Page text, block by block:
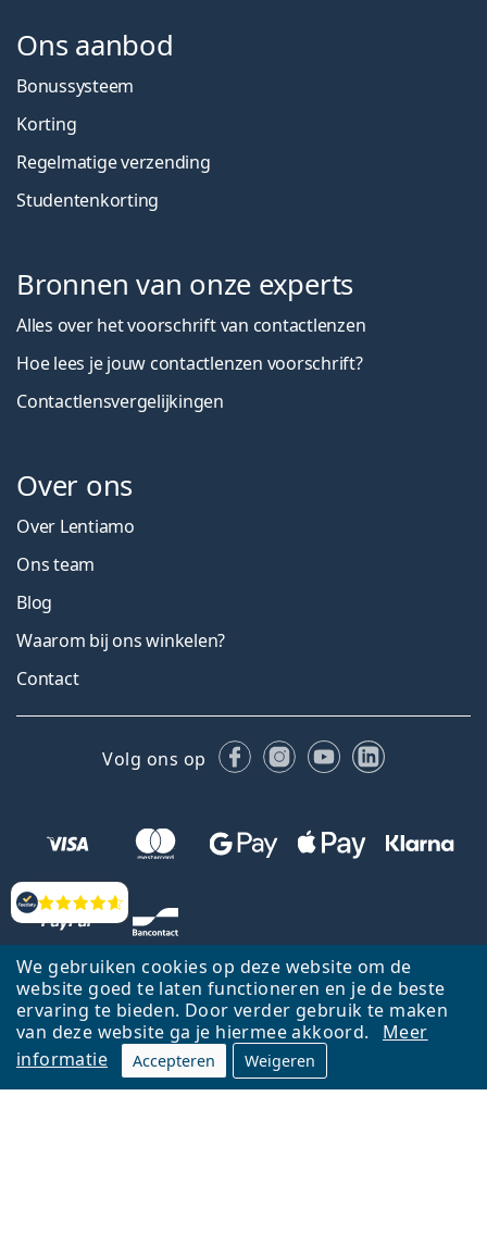
We gebruiken cookies op deze website om de
website goed te laten functioneren en je de beste
ervaring te bieden. Door verder gebruik te maken
van deze website ga je hiermee akkoord.
Meer
informatie
Accepteren Weigeren
Beoordelingen
Ons aanbod
Bonussysteem
Korting
Regelmatige verzending
Studentenkorting
Bronnen van onze experts
Alles over het voorschrift van contactlenzen
Hoe lees je jouw contactlenzen voorschrift?
Contactlensvergelijkingen
Over ons
Over Lentiamo
Ons team
Blog
Waarom bij ons winkelen?
Contact
Volg ons op FacebookInstagram
YouTubeLinkedIn
Terug naar de homepagina Ga omhoog